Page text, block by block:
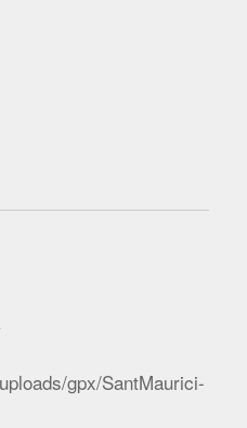
gpx/SantMaurici-